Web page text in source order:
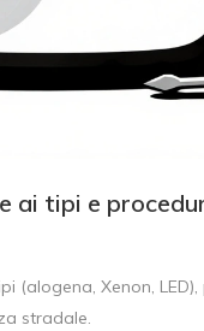
ai tipi e
(alogena, Xenon,
stradale.